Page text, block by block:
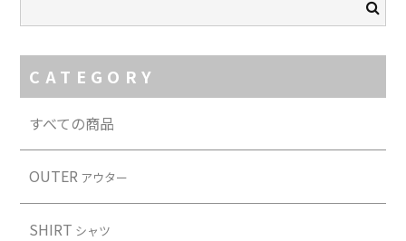
CATEGORY
すべての商品
OUTER アウター
SHIRT シャツ